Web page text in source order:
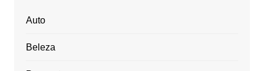
Auto
Beleza